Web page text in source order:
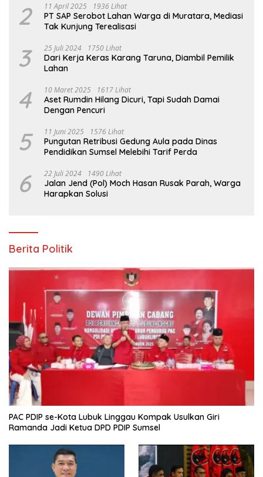
2 11 April 2025 1936 Lihat
PT SAP Serobot Lahan Warga di Muratara, Mediasi
Tak Kunjung Terealisasi
3 25 Juli 2024 1750 Lihat
Dari Kerja Keras Karang Taruna, Diambil Pemilik
Lahan
4 10 Maret 2025 1617 Lihat
Aset Rumdin Hilang Dicuri, Tapi Sudah Damai
Dengan Pencuri
5 11 Juni 2025 1576 Lihat
Pungutan Retribusi Gedung Aula pada Dinas
Pendidikan Sumsel Melebihi Tarif Perda
6 22 Juli 2024 1490 Lihat
Jalan Jend (Pol) Moch Hasan Rusak Parah, Warga
Harapkan Solusi
Berita Politik
PAC PDIP se-Kota Lubuk Linggau Kompak Usulkan Giri
Ramanda Jadi Ketua DPD PDIP Sumsel